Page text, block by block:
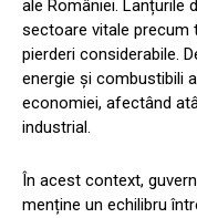
ale României. Lanțurile
sectoare vitale
pierderi considerabile.
energie și combustibili
economiei, afectând
industrial.
În acest context,
menține un echilibru